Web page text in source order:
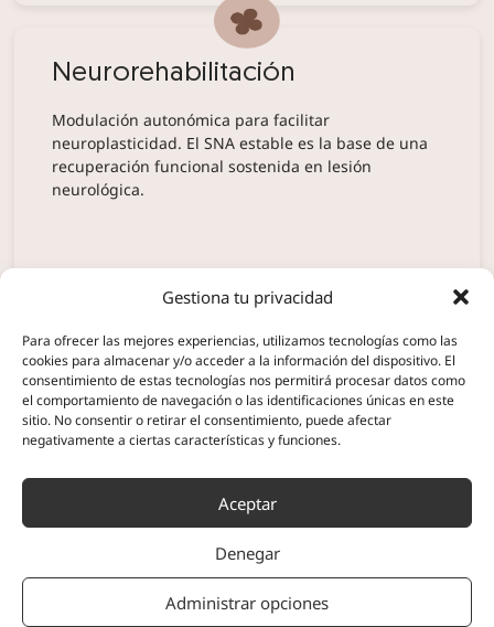
Gestiona tu privacidad
Para ofrecer las mejores experiencias, utilizamos tecnologías como las
cookies para almacenar y/o acceder a la información del dispositivo. El
consentimiento de estas tecnologías nos permitirá procesar datos como
el comportamiento de navegación o las identificaciones únicas en este
sitio. No consentir o retirar el consentimiento, puede afectar
negativamente a ciertas características y funciones.
Aceptar
Denegar
Administrar opciones
Neurorehabilitación
Modulación autonómica para facilitar
neuroplasticidad. El SNA estable es la base de una
recuperación funcional sostenida en lesión
neurológica.